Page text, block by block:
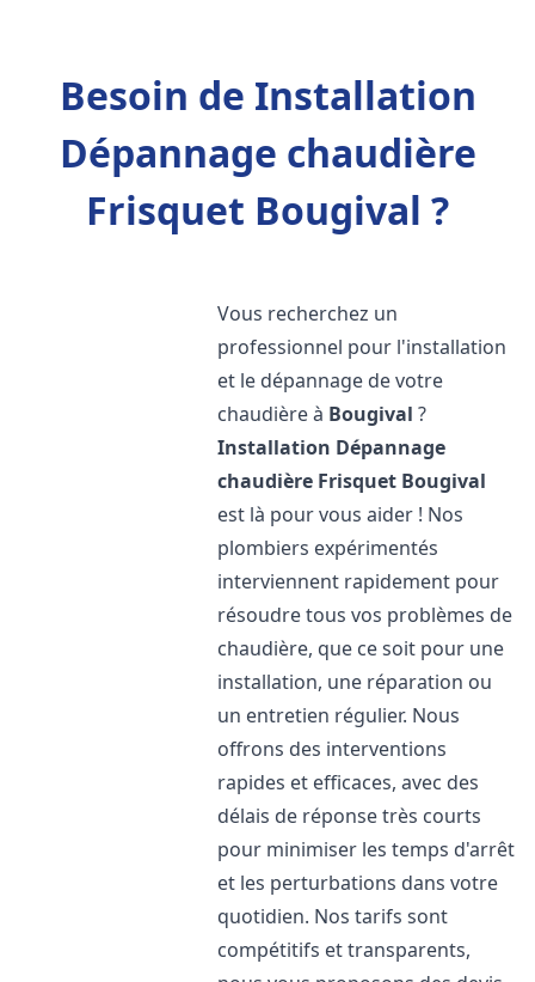
Besoin de Installation
Dépannage chaudière
Frisquet Bougival ?
Vous recherchez un
professionnel pour l'installation
et le dépannage de votre
chaudière à Bougival ?
Installation Dépannage
chaudière Frisquet Bougival
est là pour vous aider ! Nos
plombiers expérimentés
interviennent rapidement pour
résoudre tous vos problèmes de
chaudière, que ce soit pour une
installation, une réparation ou
un entretien régulier. Nous
offrons des interventions
rapides et efficaces, avec des
délais de réponse très courts
pour minimiser les temps d'arrêt
et les perturbations dans votre
quotidien. Nos tarifs sont
compétitifs et transparents,